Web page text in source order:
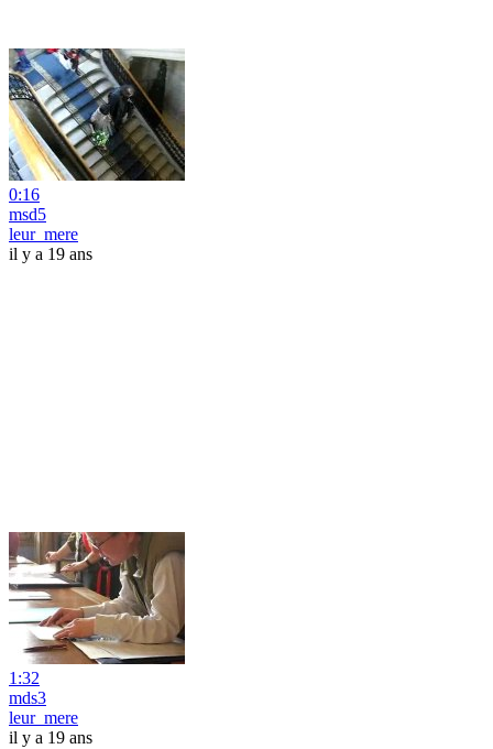
0:16
msd5
leur_mere
il y a 19 ans
1:32
mds3
leur_mere
il y a 19 ans